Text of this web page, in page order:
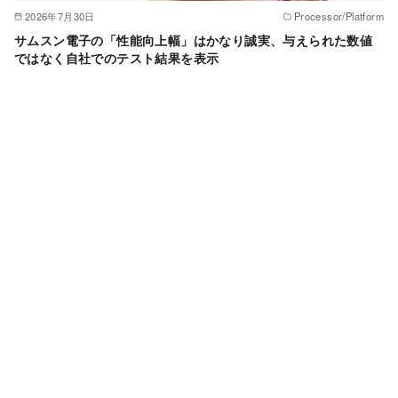
2026年7月30日 Processor/Platform
サムスン電子の「性能向上幅」はかなり誠実、与えられた数値
ではなく自社でのテスト結果を表示